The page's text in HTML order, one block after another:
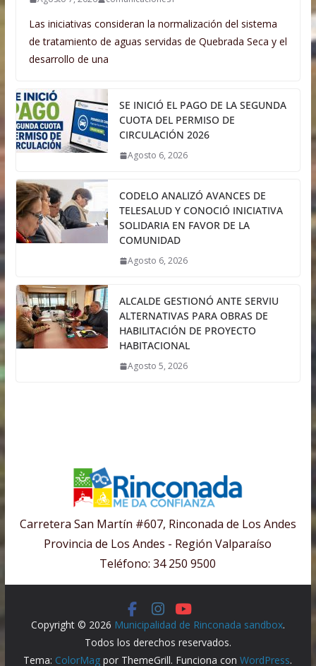
Las iniciativas consideran la normalización del sistema
de tratamiento de aguas servidas de Quebrada Seca y el
desarrollo de una
SE INICIÓ EL PAGO DE LA SEGUNDA
CUOTA DEL PERMISO DE
CIRCULACIÓN 2026
Agosto 6, 2026
CODELO ANALIZÓ AVANCES DE
TELESALUD Y CONOCIÓ INICIATIVA
SOLIDARIA EN FAVOR DE LA
COMUNIDAD
Agosto 6, 2026
ALCALDE GESTIONÓ ANTE SERVIU
ALTERNATIVAS PARA OBRAS DE
HABILITACIÓN DE PROYECTO
HABITACIONAL
Agosto 5, 2026
Carretera San Martín #607, Rinconada de Los Andes
Provincia de Los Andes - Región Valparaíso
Teléfono: 34 250 9500
Copyright © 2026 Municipalidad de Rinconada sandbox.
Todos los derechos reservados.
Tema: ColorMag por ThemeGrill. Funciona conWordPress.